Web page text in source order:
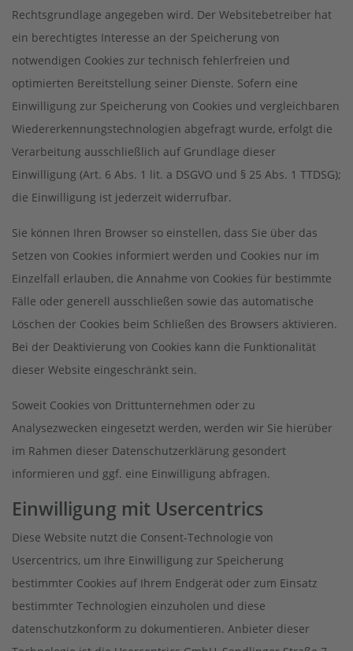
Rechtsgrundlage angegeben wird. Der Websitebetreiber hat
ein berechtigtes Interesse an der Speicherung von
notwendigen Cookies zur technisch fehlerfreien und
optimierten Bereitstellung seiner Dienste. Sofern eine
Einwilligung zur Speicherung von Cookies und vergleichbaren
Wiedererkennungstechnologien abgefragt wurde, erfolgt die
Verarbeitung ausschließlich auf Grundlage dieser
Einwilligung (Art. 6 Abs. 1 lit. a DSGVO und § 25 Abs. 1 TTDSG);
die Einwilligung ist jederzeit widerrufbar.
Sie können Ihren Browser so einstellen, dass Sie über das
Setzen von Cookies informiert werden und Cookies nur im
Einzelfall erlauben, die Annahme von Cookies für bestimmte
Fälle oder generell ausschließen sowie das automatische
Löschen der Cookies beim Schließen des Browsers aktivieren.
Bei der Deaktivierung von Cookies kann die Funktionalität
dieser Website eingeschränkt sein.
Soweit Cookies von Drittunternehmen oder zu
Analysezwecken eingesetzt werden, werden wir Sie hierüber
im Rahmen dieser Datenschutzerklärung gesondert
informieren und ggf. eine Einwilligung abfragen.
Einwilligung mit Usercentrics
Diese Website nutzt die Consent-Technologie von
Usercentrics, um Ihre Einwilligung zur Speicherung
bestimmter Cookies auf Ihrem Endgerät oder zum Einsatz
bestimmter Technologien einzuholen und diese
datenschutzkonform zu dokumentieren. Anbieter dieser